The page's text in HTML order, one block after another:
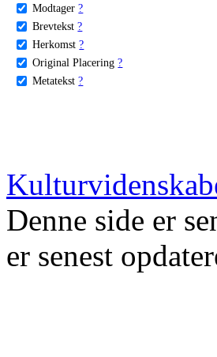
Modtager ?
Brevtekst ?
Herkomst ?
Original Placering ?
Metatekst ?
Denne side er
er senest